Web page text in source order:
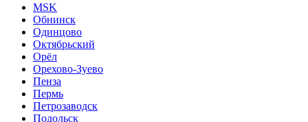
MSK
Обнинск
Одинцово
Октябрьский
Орёл
Орехово-Зуево
Пенза
Пермь
Петрозаводск
Подольск